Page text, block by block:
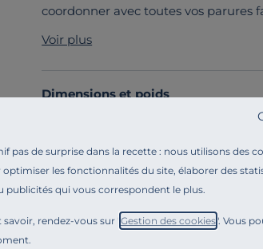
pas de surprise dans la recette : nous utilisons des
les fonctionnalités du site, élaborer des
publicités qui vous correspondent le plus.
rendez-vous sur "Gestion des cookies". Vous
coordonner avec toutes vos parures
Voir plus
Dimensions et poids
Engagements et traçabilité
Montage et conseils d'entretien